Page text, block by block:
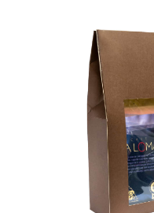
COLECCIÓN CAFETERA